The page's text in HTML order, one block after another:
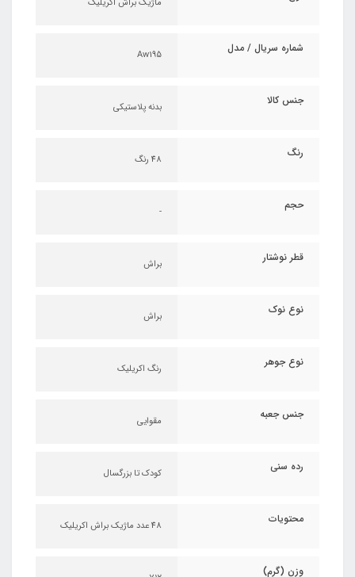
ماژیک براش اکریلیک
شماره سریال / مدل Aw195
جنس کالا بدنه پلاستیکی
رنگ 48 رنگ
حجم -
قطر نوشتار براش
نوع نوک براش
نوع جوهر رنگ اکریلیک
جنس جعبه مقوایی
رده سنی کودک تا بزرگسال
محتویات 48 عدد ماژیک براش اکریلیک
وزن (گرم)